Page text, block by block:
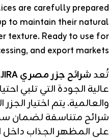
are carefully prepared
to maintain their natural
texture. Ready to use for
and export markets.
تُعد شرائح جزر مصري MAJIRA
عالية الجودة التي تلبي
والعالمية. يتم اختيار
شرائح متناسقة لضمان
على المظهر الجذاب داخل